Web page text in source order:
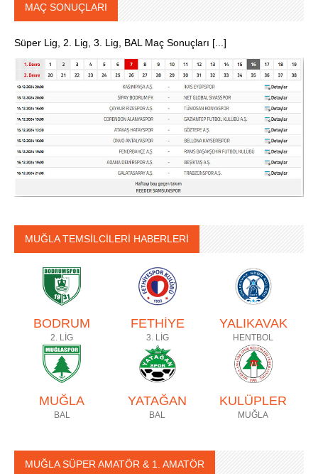
MAÇ SONUÇLARI
Süper Lig, 2. Lig, 3. Lig, BAL Maç Sonuçları [...]
MUĞLA TEMSİLCİLERİ HABERLERİ
BODRUM
2. LİG
FETHİYE
3. LİG
YALIKAVAK
HENTBOL
MUĞLA
BAL
YATAĞAN
BAL
KULÜPLER
MUĞLA
MUĞLA SÜPER AMATÖR & 1. AMATÖR